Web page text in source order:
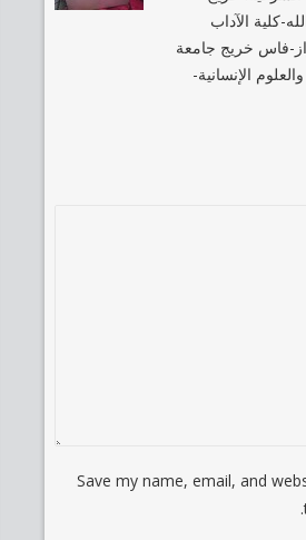
كلية الآداب
فاس خريج جامعة
الإنسانية-
Save my name, email, and